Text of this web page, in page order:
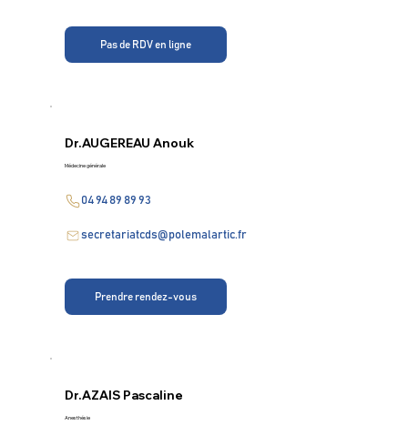
Pas de RDV en ligne
Dr.AUGEREAU Anouk
Médecine générale
04 94 89 89 93
secretariatcds@polemalartic.fr
Prendre rendez-vous
Dr.AZAIS Pascaline
Anesthésie